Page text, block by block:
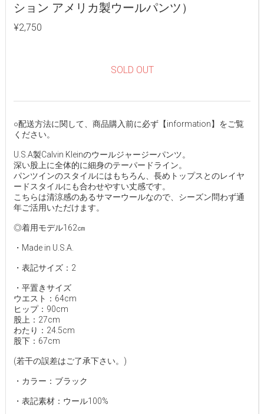
ション アメリカ製ウールパンツ）
¥2,750
SOLD OUT
○配送方法に関して、商品購入前に必ず【information】をご覧
ください。
U.S.A製Calvin Kleinのウールジャージーパンツ。
深い股上に全体的に細身のテーパードライン。
パンツインのスタイルにはもちろん、長めトップスとのレイヤ
ードスタイルにも合わせやすい丈感です。
こちらは清涼感のあるサマーウールなので、シーズン問わず通
年ご活用いただけます。
◎着用モデル162㎝
・Made in U.S.A.
・表記サイズ：2
・平置きサイズ
ウエスト：64cm
ヒップ：90cm
股上：27cm
わたり：24.5cm
股下：67cm
(若干の誤差はご了承下さい。)
・カラー：ブラック
・表記素材：ウール100%